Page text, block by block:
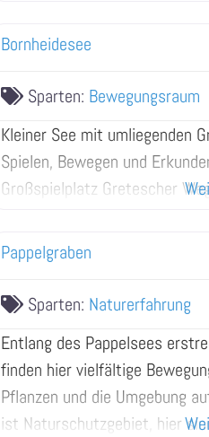
Bornheidesee
Sparten: Bewegungsraum
Kleiner See mit umliegenden
Spielen, Bewegen und
Großspielplatz Gretescher
Pappelgraben
Sparten: Naturerfahrung
Entlang des Pappelsees
finden hier vielfältige
Pflanzen und die Umgebung
ist Naturschutzgebiet, hier